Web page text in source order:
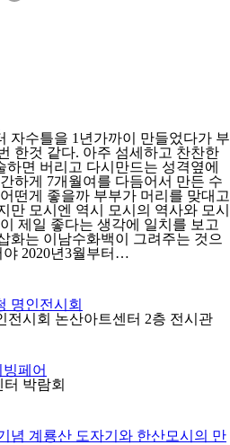
자수틀을 1년가까이 만들었다가 부
한것 같다. 아주 섬세하고 찬찬한
면 버리고 다시만드는 성격옆에
하게 7개월여를 다듬어서 만든 수
떤게 좋을까 부부가 머리를 맞대고
만 모시엔 역시 모시의 역사와 모시
제일 좋다는 생각에 일치를 보고
화는 이남수화백이 그려주는 것으
야 2020년3월부터…
명인전시회
전시회 논산아트센터 2층 전시관
페어
박람회
념 계룡산 도자기와 한산모시의 만